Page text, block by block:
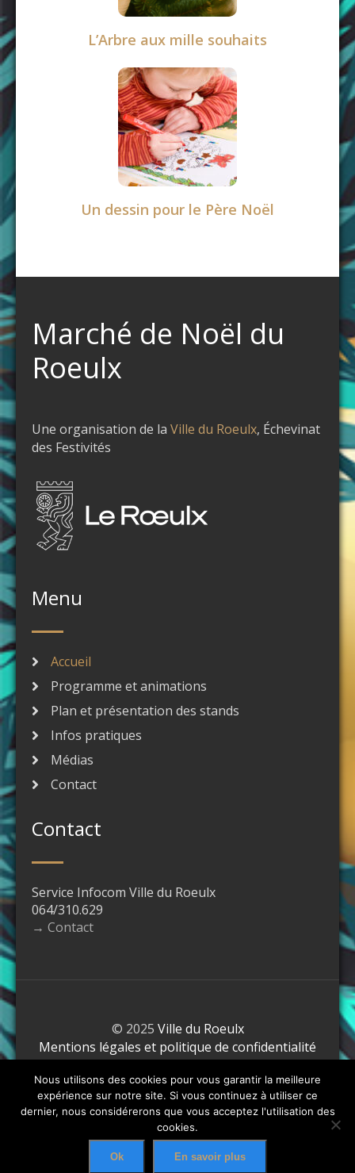
L’Arbre aux mille souhaits
Un dessin pour le Père Noël
Marché de Noël du
Roeulx
Une organisation de la Ville du Roeulx, Échevinat
des Festivités
Menu
Accueil
Programme et animations
Plan et présentation des stands
Infos pratiques
Médias
Contact
Contact
Service Infocom Ville du Roeulx
064/310.629
→ Contact
© 2025 Ville du Roeulx
Mentions légales et politique de confidentialité
Nous utilisons des cookies pour vous garantir la meilleure
expérience sur notre site. Si vous continuez à utiliser ce
dernier, nous considérerons que vous acceptez l'utilisation des
cookies.
Ok En savoir plus